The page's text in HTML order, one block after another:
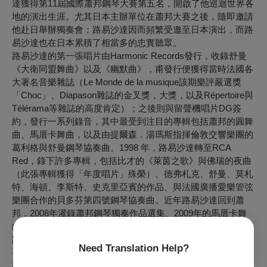
Need Translation Help?
達獲得第11屆國際蕭邦鋼琴大賽第五名，開啟了他巡迴世界各
地的演出生涯。尤其日本主辦單位在蕭邦大賽之後，隨即邀請
他赴日舉辦獨奏會；路易沙達因而頻繁受邀至日本演出，而路
易沙達也在日本累積了相當多的忠實聽眾。
路易沙達的第一張唱片由Harmonic Records發行，收錄舒曼
《大衛同盟舞曲》以及《幽默曲》，甫發行便獲得當時法國各
大著名音樂雜誌（Le Monde de la musique該期樂評嚴選獎
「Choc」、Diapason雜誌的金叉獎，大獎，以及Répertoire與
Télérama等雜誌的高度肯定）；之後則與留聲機唱片DG簽
約，發行一系列錄音，其中最受到注目的專輯包括蕭邦的圓舞
曲、馬厝卡舞曲，以及由提爾森．湯瑪斯指揮倫敦交響樂團的
葛利格與舒曼鋼琴協奏曲。1998 年，路易沙達轉至RCA
Red，錄下許多專輯，包括比才的《萊茵之歌》與佛瑞的夜曲
（此張專輯獲得「年度唱片」殊榮）、德弗札克、舒曼、莫札
特、海頓、李斯特、史克里亞賓的作品、與法國廣播愛樂管弦
樂團合作的貝多芬第四號鋼琴協奏曲。近年路易沙達回到蕭
邦，2008年灌錄蕭邦鋼琴獨奏作品選集、2009年的馬厝卡舞
曲、2011年的敘事曲，以及2014年的圓舞曲。
路易沙達也是一位影癡，個人就收藏超過 8000 部電影，他最
喜愛的演出計畫是與法國著名女演員Jeanne Moreau（楚浮、